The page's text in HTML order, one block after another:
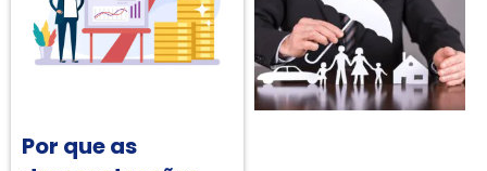
Por que as